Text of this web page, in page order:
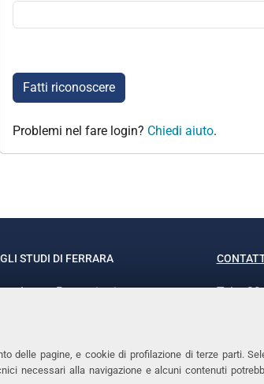
delle pagine, e cookie di profilazione di terze parti.
necessari alla navigazione e alcuni contenuti
Fatti riconoscere
Problemi nel fare login? Chiedi aiuto.
STUDI DI FERRARA
Laura Ramaciotti
Tel.